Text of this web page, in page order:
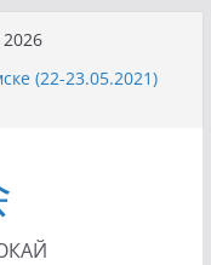
(22-23.05.2021)
(2-5.09.2021)
России по Кюдо,
области по Кюдо /